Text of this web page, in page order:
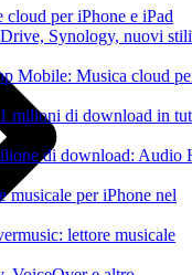
per iPhone e iPad
Synology, nuovi stili
Mobile: Musica cloud
milioni di download in
di download: Audio
musicale per iPhone nel
lettore musicale